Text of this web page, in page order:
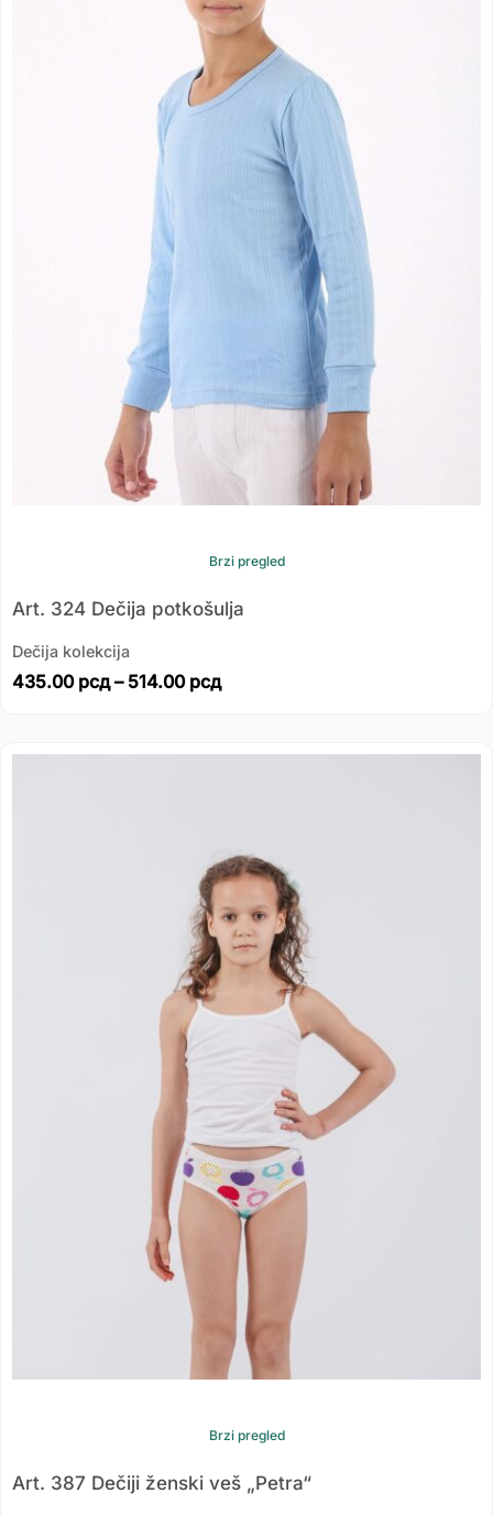
Brzi pregled
Art. 324 Dečija potkošulja
Dečija kolekcija
435.00 рсд – 514.00 рсд
Brzi pregled
Art. 387 Dečiji ženski veš „Petra“
Распон
291.00 рсд